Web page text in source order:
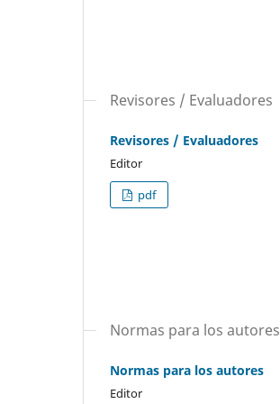
Revisores / Evaluadores
Revisores / Evaluadores
Editor
pdf
Normas para los autores
Normas para los autores
Editor